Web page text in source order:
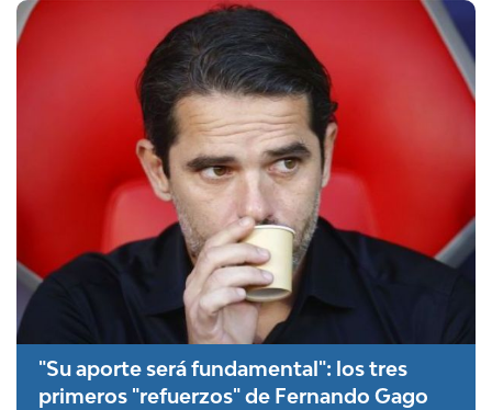
"Su aporte será fundamental": los tres
primeros "refuerzos" de Fernando Gago